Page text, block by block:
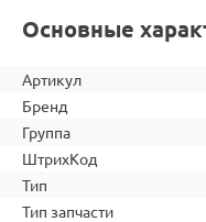
Основные
Артикул
Бренд
Группа
ШтрихКод
Тип
Тип запчасти